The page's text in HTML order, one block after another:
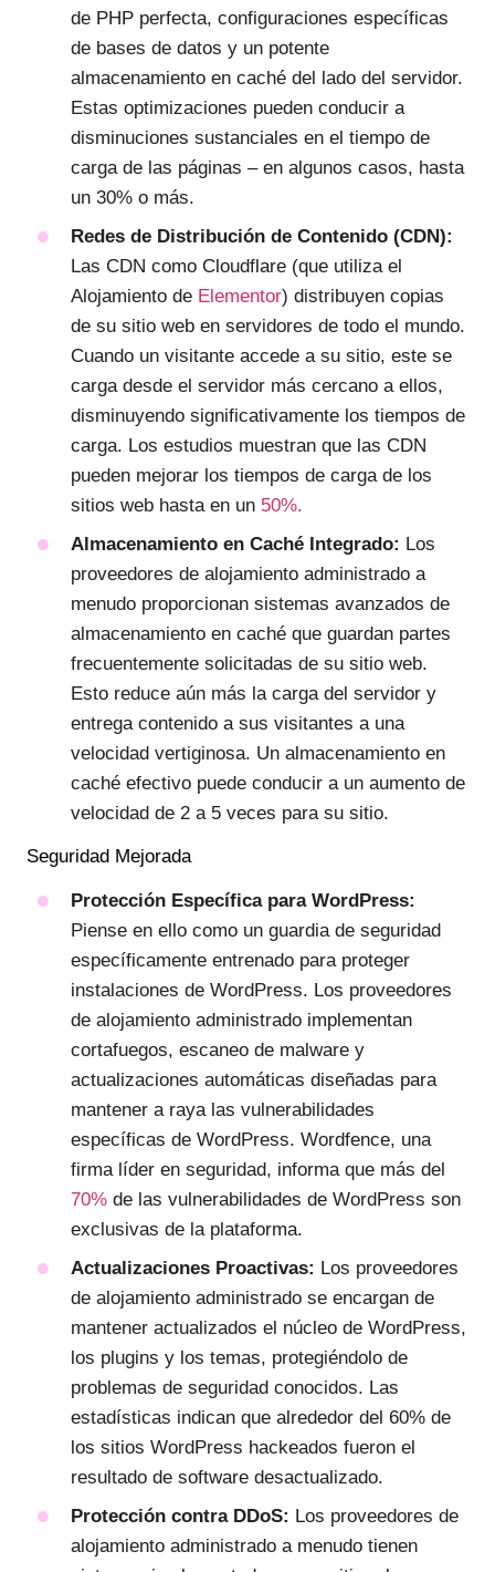
de PHP perfecta, configuraciones específicas
de bases de datos y un potente
almacenamiento en caché del lado del servidor.
Estas optimizaciones pueden conducir a
disminuciones sustanciales en el tiempo de
carga de las páginas – en algunos casos, hasta
un 30% o más.
Redes de Distribución de Contenido (CDN):
Las CDN como Cloudflare (que utiliza el
Alojamiento de Elementor) distribuyen copias
de su sitio web en servidores de todo el mundo.
Cuando un visitante accede a su sitio, este se
carga desde el servidor más cercano a ellos,
disminuyendo significativamente los tiempos de
carga. Los estudios muestran que las CDN
pueden mejorar los tiempos de carga de los
sitios web hasta en un 50%.
Almacenamiento en Caché Integrado: Los
proveedores de alojamiento administrado a
menudo proporcionan sistemas avanzados de
almacenamiento en caché que guardan partes
frecuentemente solicitadas de su sitio web.
Esto reduce aún más la carga del servidor y
entrega contenido a sus visitantes a una
velocidad vertiginosa. Un almacenamiento en
caché efectivo puede conducir a un aumento de
velocidad de 2 a 5 veces para su sitio.
Seguridad Mejorada
Protección Específica para WordPress:
Piense en ello como un guardia de seguridad
específicamente entrenado para proteger
instalaciones de WordPress. Los proveedores
de alojamiento administrado implementan
cortafuegos, escaneo de malware y
actualizaciones automáticas diseñadas para
mantener a raya las vulnerabilidades
específicas de WordPress. Wordfence, una
firma líder en seguridad, informa que más del
70% de las vulnerabilidades de WordPress son
exclusivas de la plataforma.
Actualizaciones Proactivas: Los proveedores
de alojamiento administrado se encargan de
mantener actualizados el núcleo de WordPress,
los plugins y los temas, protegiéndolo de
problemas de seguridad conocidos. Las
estadísticas indican que alrededor del 60% de
los sitios WordPress hackeados fueron el
resultado de software desactualizado.
Protección contra DDoS: Los proveedores de
alojamiento administrado a menudo tienen